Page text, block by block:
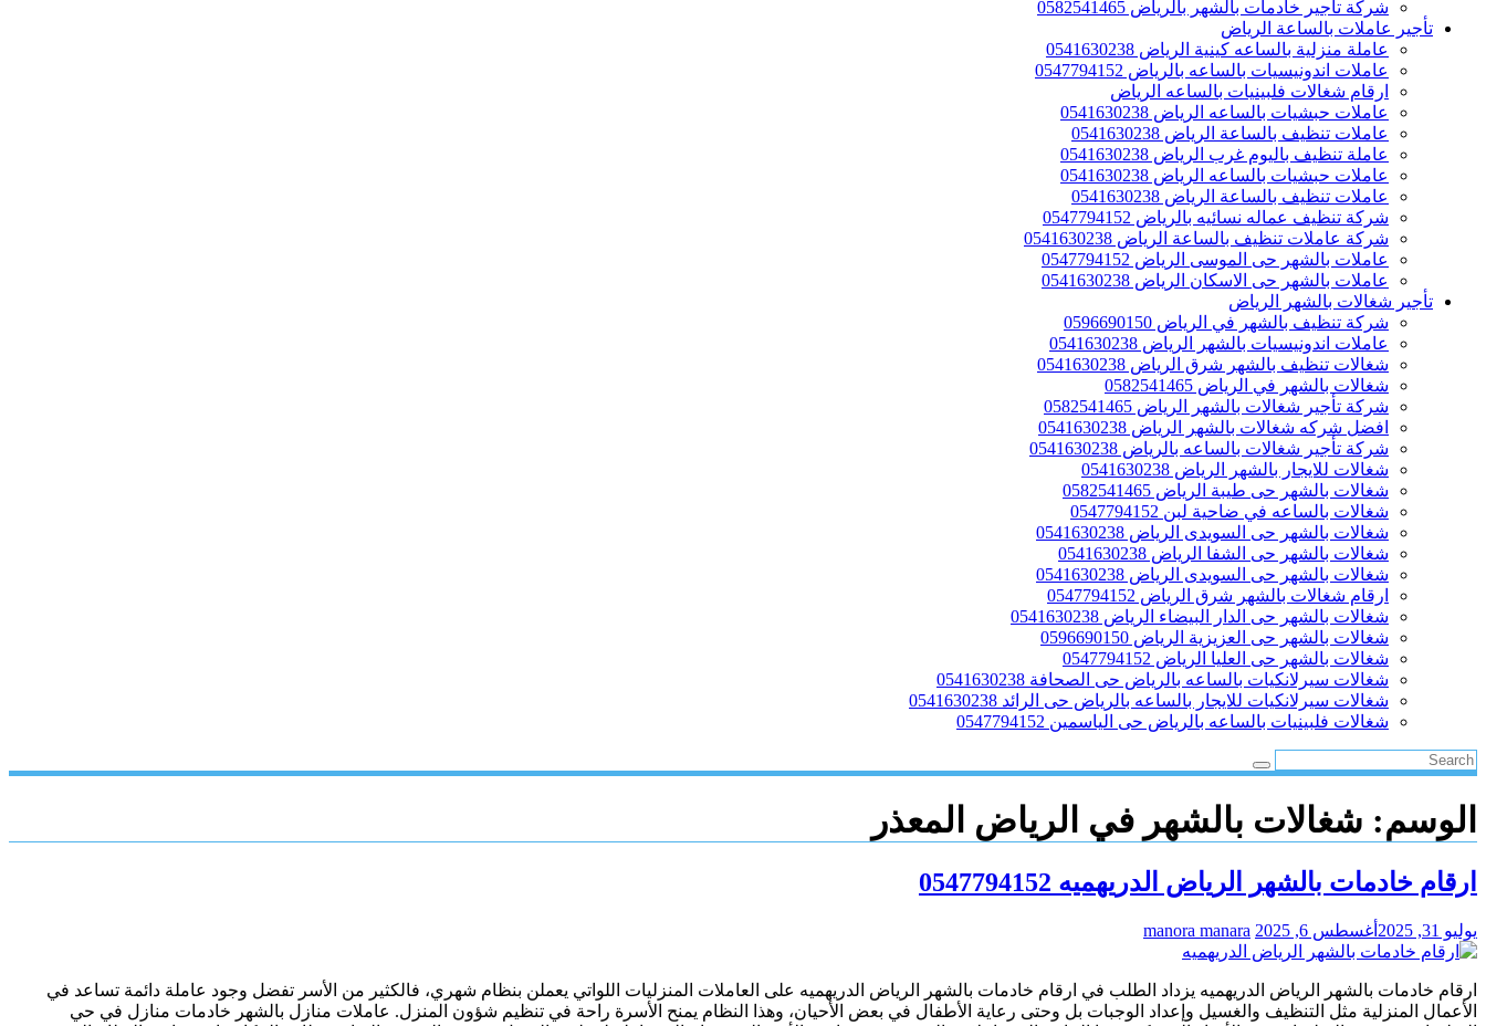
شركة تأجير خادمات بالشهر بالرياض 0582541465
تأجير عاملات بالساعة الرياض
عاملة منزلية بالساعه كينية الرياض 0541630238
عاملات اندونيسيات بالساعه بالرياض 0547794152
ارقام شغالات فلبينيات بالساعه الرياض
عاملات حبشيات بالساعه الرياض 0541630238
عاملات تنظيف بالساعة الرياض 0541630238
عاملة تنظيف باليوم غرب الرياض 0541630238
عاملات حبشيات بالساعه الرياض 0541630238
عاملات تنظيف بالساعة الرياض 0541630238
شركة تنظيف عماله نسائيه بالرياض 0547794152
شركة عاملات تنظيف بالساعة الرياض 0541630238
عاملات بالشهر حى الموسى الرياض 0547794152
عاملات بالشهر حى الاسكان الرياض 0541630238
تأجير شغالات بالشهر الرياض
شركة تنظيف بالشهر في الرياض 0596690150
عاملات اندونيسيات بالشهر الرياض 0541630238
شغالات تنظيف بالشهر شرق الرياض 0541630238
شغالات بالشهر في الرياض 0582541465
شركة تأجير شغالات بالشهر الرياض 0582541465
افضل شركه شغالات بالشهر الرياض 0541630238
شركة تأجير شغالات بالساعه بالرياض 0541630238
شغالات للايجار بالشهر الرياض 0541630238
شغالات بالشهر حى طيبة الرياض 0582541465
شغالات بالساعه في ضاحية لبن 0547794152
شغالات بالشهر حى السويدى الرياض 0541630238
شغالات بالشهر حى الشفا الرياض 0541630238
شغالات بالشهر حى السويدى الرياض 0541630238
ارقام شغالات بالشهر شرق الرياض 0547794152
شغالات بالشهر حى الدار البيضاء الرياض 0541630238
شغالات بالشهر حى العزيزية الرياض 0596690150
شغالات بالشهر حى العليا الرياض 0547794152
شغالات سيرلانكيات بالساعه بالرياض حى الصحافة 0541630238
شغالات سيرلانكيات للايجار بالساعه بالرياض حى الرائد 0541630238
شغالات فلبينيات بالساعه بالرياض حى الياسمين 0547794152
الوسم: شغالات بالشهر في الرياض المعذر
ارقام خادمات بالشهر الرياض الدريهميه 0547794152
يوليو 31, 2025 أغسطس 6, 2025 manora manara
ارقام خادمات بالشهر الرياض الدريهميه يزداد الطلب في ارقام خادمات بالشهر الرياض الدريهميه على العاملات المنزليات اللواتي يعملن بنظام شهري، فالكثير من الأسر تفضل وجود عاملة دائمة تساعد في
الأعمال المنزلية مثل التنظيف والغسيل وإعداد الوجبات بل وحتى رعاية الأطفال في بعض الأحيان، وهذا النظام يمنح الأسرة راحة في تنظيم شؤون المنزل. عاملات منازل بالشهر خادمات منازل في حي